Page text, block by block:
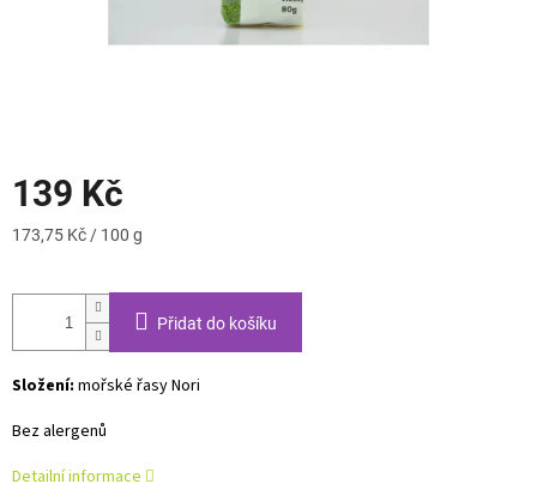
139 Kč
Měrná
173,75 Kč / 100 g
Přidat do košíku
Složení: mořské řasy Nori
Bez alergenů
Detailní informace